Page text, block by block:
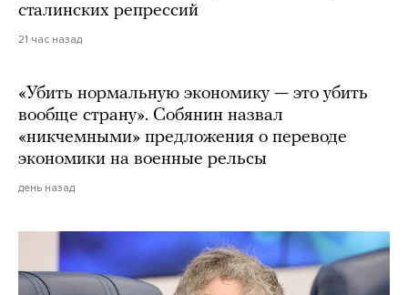
сталинских репрессий
21 час назад
«Убить нормальную экономику — это убить
вообще страну». Собянин назвал
«никчемными» предложения о переводе
экономики на военные рельсы
день назад